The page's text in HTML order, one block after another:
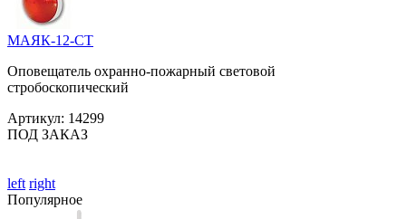
МАЯК-12-СТ
Оповещатель охранно-пожарный световой
стробоскопический
Артикул: 14299
ПОД ЗАКАЗ
left right
Популярное